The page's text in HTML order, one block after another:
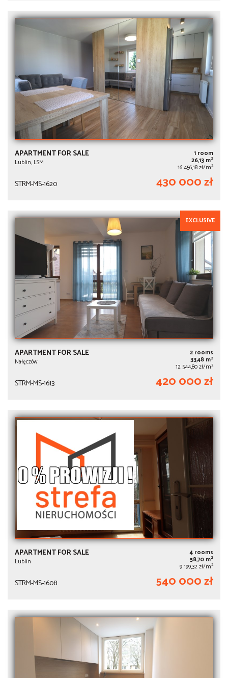
APARTMENT FOR SALE
Lublin, LSM
1 room
26,13 m2
16 456,18 zł/m2
STRM-MS-1620 430 000 zł
EXCLUSIVE
APARTMENT FOR SALE
Nałęczów
2 rooms
33,48 m2
12 544,80 zł/m2
STRM-MS-1613 420 000 zł
APARTMENT FOR SALE
Lublin
4 rooms
58,70 m2
9 199,32 zł/m2
STRM-MS-1608 540 000 zł